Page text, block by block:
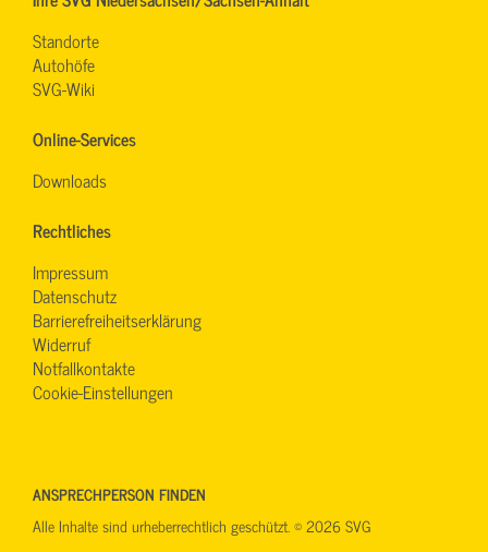
Standorte
Autohöfe
SVG-Wiki
Online-Services
Downloads
Rechtliches
Impressum
Datenschutz
Barrierefreiheitserklärung
Widerruf
Notfallkontakte
Cookie-Einstellungen
ANSPRECHPERSON FINDEN
Alle Inhalte sind urheberrechtlich geschützt. © 2026 SVG